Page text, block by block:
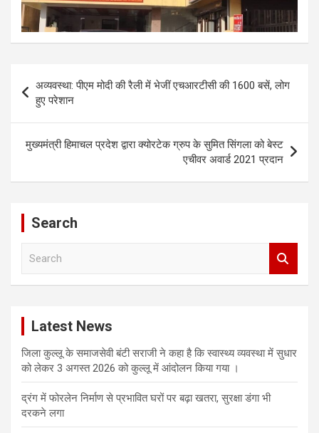
navigation
अव्यवस्था: पीएम मोदी की रैली में भेजीं एचआरटीसी की 1600 बसें, लोग
हुए परेशान
मुख्यमंत्री हिमाचल प्रदेश द्वारा क्योरटेक ग्रुप के सुमित सिंगला को बेस्ट
एचीवर अवार्ड 2021 प्रदान
Search
Latest News
जिला कुल्लू के समाजसेवी बंटी सराजी ने कहा है कि स्वास्थ्य व्यवस्था में सुधार
को लेकर 3 अगस्त 2026 को कुल्लू में आंदोलन किया गया ।
द्रंग में फोरलेन निर्माण से प्रभावित घरों पर बढ़ा खतरा, सुरक्षा डंगा भी
दरकने लगा